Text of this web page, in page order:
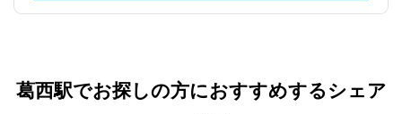
葛西駅でお探しの方におすすめするシェア